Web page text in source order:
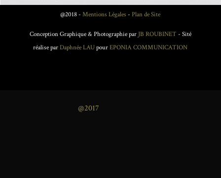
@2018 - Mentions Légales - Plan de Site
Conception Graphique & Photographie par JB ROUBINET - Sité
réalise parDaphnée LAUpourEPONIA COMMUNICATION
@2017